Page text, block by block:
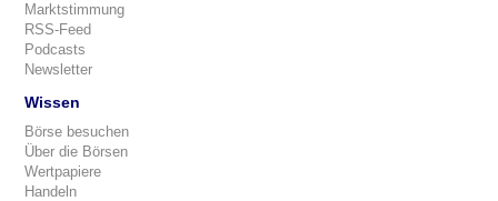
Marktstimmung
RSS-Feed
Podcasts
Newsletter
Wissen
Börse besuchen
Über die Börsen
Wertpapiere
Handeln